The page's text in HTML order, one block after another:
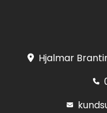
Hjalmar